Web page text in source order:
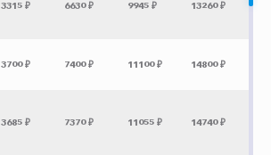
3315 ₽ 6630 ₽ 9945 ₽ 13260 ₽
3700 ₽ 7400 ₽ 11100 ₽ 14800 ₽
3685 ₽ 7370 ₽ 11055 ₽ 14740 ₽